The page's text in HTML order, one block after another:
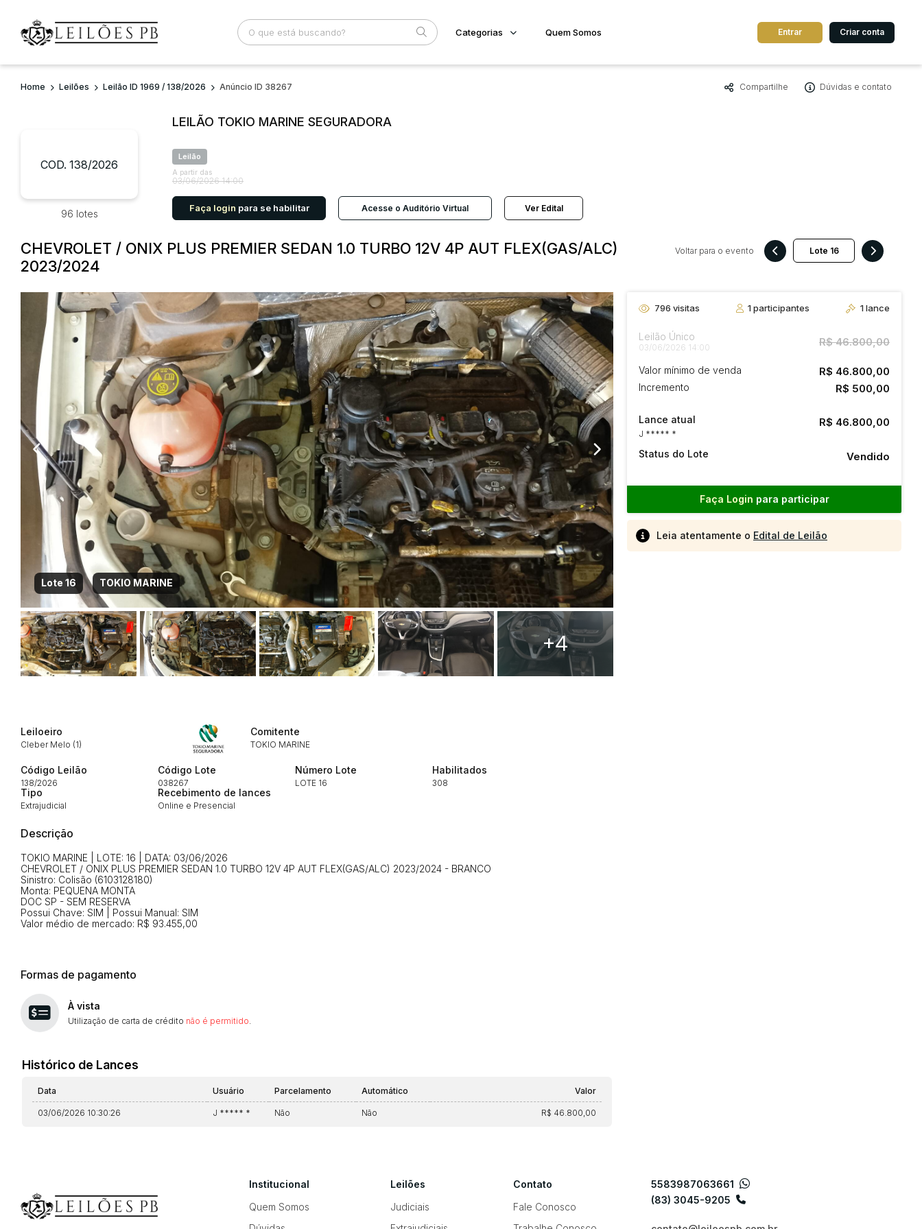
Busca por palavra-chave Categoria Cidade
Categorias Quem Somos Entrar Criar conta
Home Leilões Leilão ID 1969 / 138/2026 Anúncio ID 38267 Compartilhe Dúvidas e contato
COD. 138/2026
96 lotes
LEILÃO TOKIO MARINE SEGURADORA
Leilão
A partir das
03/06/2026 14:00
Faça login para se habilitar Acesse o Auditório Virtual Ver Edital
CHEVROLET / ONIX PLUS PREMIER SEDAN 1.0 TURBO 12V 4P AUT FLEX(GAS/ALC)
2023/2024
Voltar para o evento
Lote 16 TOKIO MARINE
+4
796 visitas 1participantes 1lance
Leilão Único
03/06/2026 14:00 R$ 46.800,00
Valor mínimo de venda R$ 46.800,00
Incremento R$ 500,00
Lance atual
J ***** *
R$ 46.800,00
Status do Lote Vendido
Faça Login para participar
Leia atentamente o Edital de Leilão
Leiloeiro
Cleber Melo (1)
Comitente
TOKIO MARINE
Código Leilão
138/2026
Código Lote
038267
Número Lote
LOTE 16
Habilitados
308
Tipo
Extrajudicial
Recebimento de lances
Online e Presencial
Descrição
TOKIO MARINE | LOTE: 16 | DATA: 03/06/2026
CHEVROLET / ONIX PLUS PREMIER SEDAN 1.0 TURBO 12V 4P AUT FLEX(GAS/ALC) 2023/2024 - BRANCO
Sinistro: Colisão (6103128180)
Monta: PEQUENA MONTA
DOC SP - SEM RESERVA
Possui Chave: SIM | Possui Manual: SIM
Valor médio de mercado: R$ 93.455,00
Formas de pagamento
À vista
Utilização de carta de crédito não é permitido.
Histórico de Lances
Data Usuário Parcelamento Automático Valor
03/06/2026 10:30:26 J ***** * Não Não R$ 46.800,00
Envie sua Proposta
14/04/2025 18:43:11
Habilite-se para efetuar lances ou propostas
Institucional
Quem Somos
Leilões
Judiciais
Contato
Fale Conosco
5583987063661
(83) 3045-9205